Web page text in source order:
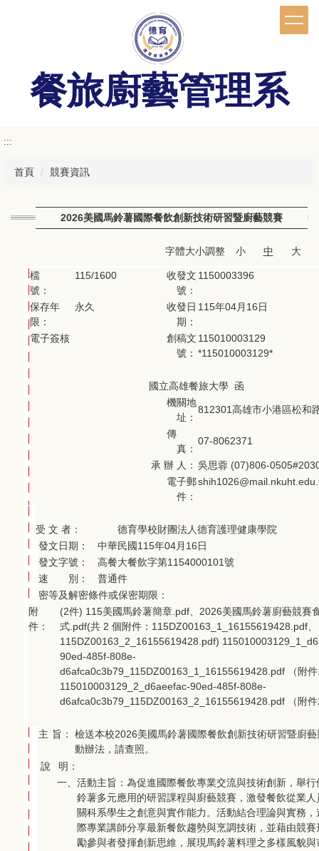
餐旅廚藝管理系
:::
首頁 競賽資訊
2026美國馬鈴薯國際餐飲創新技術研習暨廚藝競賽
字體大小調整 小 中 大
檔
號：
115/1600
收發文
號：
1150003396
保存年
限：
永久
收發日
期：
115年04月16日
電子簽核
創稿文
號：
115010003129
*115010003129*
國立高雄餐旅大學 函
機關地
址：
812301高雄市小港區松和
傳
真：
07-8062371
承 辦 人： 吳思蓉 (07)806-
電子郵
件：
受 文 者：
德育學校財團法人德育護理健康學院
發文日期：
中華民國115年04月16日
發文字號：
高餐大餐飲字第1154000101號
速 別：
普通件
密等及解密條件或保密期限：
附
件：
(2件) 115美國馬鈴薯簡章.pdf、2026美國馬鈴薯廚藝競賽
式.pdf(共 2 個附件：115DZ00163_1_16155619428.pdf、
115DZ00163_2_16155619428.pdf)
90ed-485f-808e-
d6afca0c3b79_115DZ00163_1_16155619428.pdf （附
115010003129_2_d6aeefac-90ed-485f-808e-
d6afca0c3b79_115DZ00163_2_16155619428.pdf （附
主 旨：
檢送本校2026美國馬鈴薯國際餐飲創新技術研習暨廚
動辦法，請查照。
說
明：
一、 活動主旨：為促進國際餐飲專業交流與技術創新，舉行
鈴薯多元應用的研習課程與廚藝競賽，激發餐飲從業人
關科系學生之創意與實作能力。活動結合理論與實務，
際專業講師分享最新餐飲趨勢與烹調技術，並藉由競賽
勵參與者發揮創新思維，展現馬鈴薯料理之多樣風貌與